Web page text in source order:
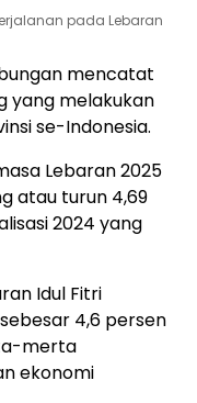
pada Lebaran
mencatat
yang melakukan
se-Indonesia.
Lebaran 2025
atau turun 4,69
2024 yang
Idul Fitri
4,6 persen
merta
ekonomi